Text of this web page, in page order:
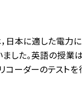
日本に適した電力に
ました。英語の授業
コーダーのテスト